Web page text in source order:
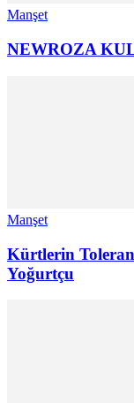
Manşet
NEWROZA
Manşet
Kürtlerin
Yoğurtçu